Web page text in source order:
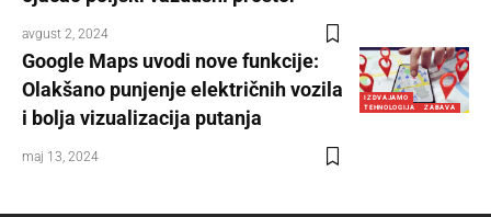
avgust 2, 2024
IZDVAJAMO
TEHNOLOGIJA
ZABAVA
Google Maps uvodi nove funkcije:
Olakšano punjenje električnih vozila
i bolja vizualizacija putanja
maj 13, 2024